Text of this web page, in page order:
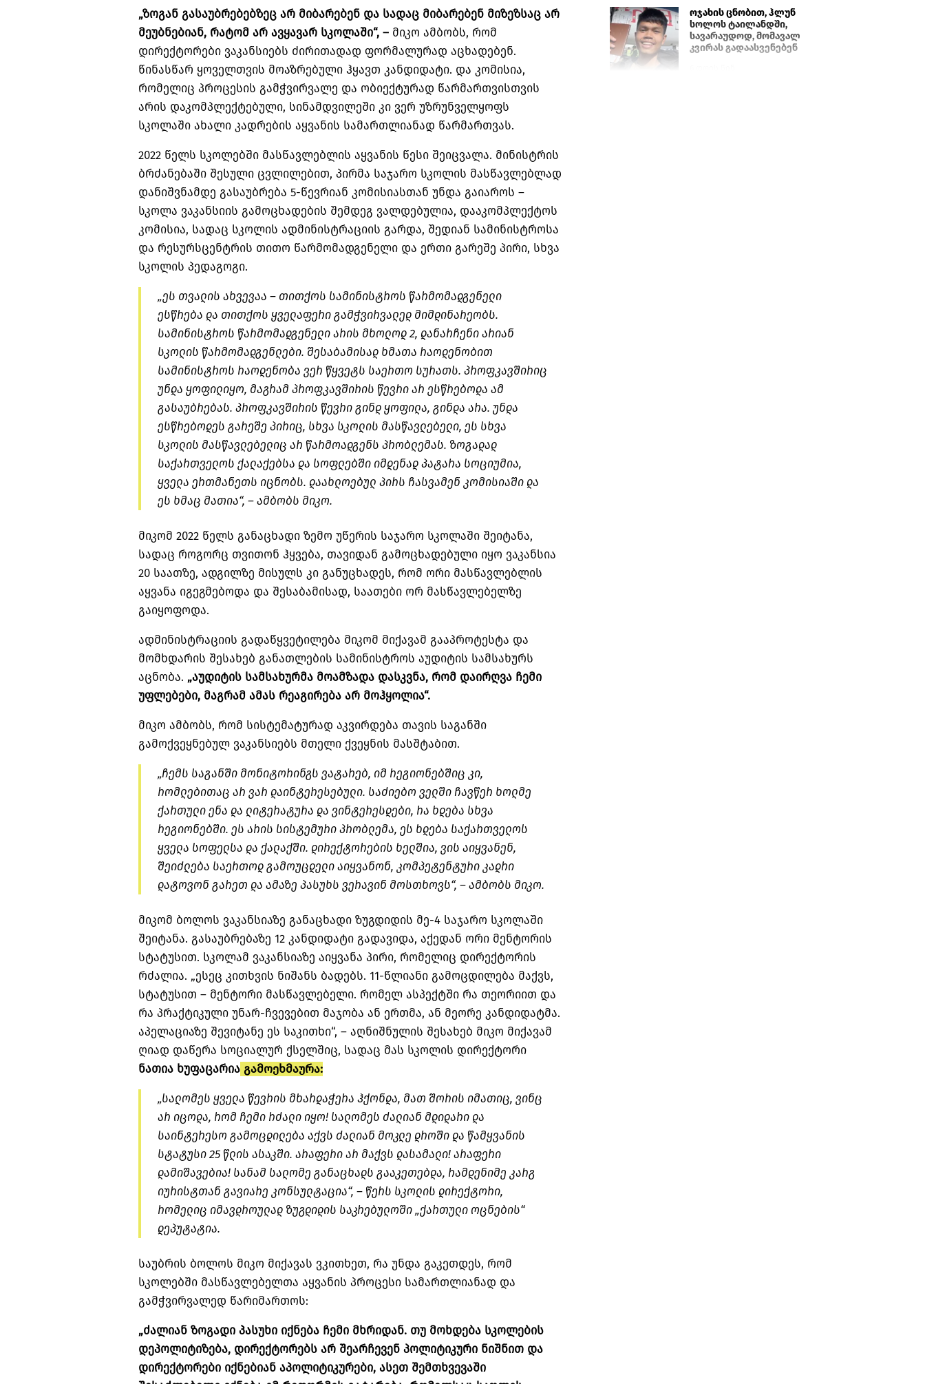
„ზოგან გასაუბრებებზეც არ მიბარებენ და სადაც მიბარებენ მიზეზსაც არ
მეუბნებიან, რატომ არ ავყავარ სკოლაში“, – მიკო ამბობს, რომ
დირექტორები ვაკანსიებს ძირითადად ფორმალურად აცხადებენ.
წინასწარ ყოველთვის მოაზრებული ჰყავთ კანდიდატი. და კომისია,
რომელიც პროცესის გამჭვირვალე და ობიექტურად წარმართვისთვის
არის დაკომპლექტებული, სინამდვილეში კი ვერ უზრუნველყოფს
სკოლაში ახალი კადრების აყვანის სამართლიანად წარმართვას.
2022 წელს სკოლებში მასწავლებლის აყვანის წესი შეიცვალა. მინისტრის
ბრძანებაში შესული ცვლილებით, პირმა საჯარო სკოლის მასწავლებლად
დანიშვნამდე გასაუბრება 5-წევრიან კომისიასთან უნდა გაიაროს –
სკოლა ვაკანსიის გამოცხადების შემდეგ ვალდებულია, დააკომპლექტოს
კომისია, სადაც სკოლის ადმინისტრაციის გარდა, შედიან სამინისტროსა
და რესურსცენტრის თითო წარმომადგენელი და ერთი გარეშე პირი, სხვა
სკოლის პედაგოგი.
„ეს თვალის ახვევაა – თითქოს სამინისტროს წარმომადგენელი
ესწრება და თითქოს ყველაფერი გამჭვირვალედ მიმდინარეობს.
სამინისტროს წარმომადგენელი არის მხოლოდ 2, დანარჩენი არიან
სკოლის წარმომადგენლები. შესაბამისად ხმათა რაოდენობით
სამინისტროს რაოდენობა ვერ წყვეტს საერთო სურათს. პროფკავშირიც
უნდა ყოფილიყო, მაგრამ პროფკავშირის წევრი არ ესწრებოდა ამ
გასაუბრებას. პროფკავშირის წევრი გინდ ყოფილა, გინდა არა. უნდა
ესწრებოდეს გარეშე პირიც, სხვა სკოლის მასწავლებელი, ეს სხვა
სკოლის მასწავლებელიც არ წარმოადგენს პრობლემას. ზოგადად
საქართველოს ქალაქებსა და სოფლებში იმდენად პატარა სოციუმია,
ყველა ერთმანეთს იცნობს. დაახლოებულ პირს ჩასვამენ კომისიაში და
ეს ხმაც მათია“, – ამბობს მიკო.
მიკომ 2022 წელს განაცხადი ზემო უწერის საჯარო სკოლაში შეიტანა,
სადაც როგორც თვითონ ჰყვება, თავიდან გამოცხადებული იყო ვაკანსია
20 საათზე, ადგილზე მისულს კი განუცხადეს, რომ ორი მასწავლებლის
აყვანა იგეგმებოდა და შესაბამისად, საათები ორ მასწავლებელზე
გაიყოფოდა.
ადმინისტრაციის გადაწყვეტილება მიკომ მიქავამ გააპროტესტა და
მომხდარის შესახებ განათლების სამინისტროს აუდიტის სამსახურს
აცნობა. „აუდიტის სამსახურმა მოამზადა დასკვნა, რომ დაირღვა ჩემი
უფლებები, მაგრამ ამას რეაგირება არ მოჰყოლია“.
მიკო ამბობს, რომ სისტემატურად აკვირდება თავის საგანში
გამოქვეყნებულ ვაკანსიებს მთელი ქვეყნის მასშტაბით.
„ჩემს საგანში მონიტორინგს ვატარებ, იმ რეგიონებშიც კი,
რომლებითაც არ ვარ დაინტერესებული. საძიებო ველში ჩავწერ ხოლმე
ქართული ენა და ლიტერატურა და ვინტერესდები, რა ხდება სხვა
რეგიონებში. ეს არის სისტემური პრობლემა, ეს ხდება საქართველოს
ყველა სოფელსა და ქალაქში. დირექტორების ხელშია, ვის აიყვანენ,
შეიძლება საერთოდ გამოუცდელი აიყვანონ, კომპეტენტური კადრი
დატოვონ გარეთ და ამაზე პასუხს ვერავინ მოსთხოვს“, – ამბობს მიკო.
მიკომ ბოლოს ვაკანსიაზე განაცხადი ზუგდიდის მე-4 საჯარო სკოლაში
შეიტანა. გასაუბრებაზე 12 კანდიდატი გადავიდა, აქედან ორი მენტორის
სტატუსით. სკოლამ ვაკანსიაზე აიყვანა პირი, რომელიც დირექტორის
რძალია. „ესეც კითხვის ნიშანს ბადებს. 11-წლიანი გამოცდილება მაქვს,
სტატუსით – მენტორი მასწავლებელი. რომელ ასპექტში რა თეორიით და
რა პრაქტიკული უნარ-ჩვევებით მაჯობა ან ერთმა, ან მეორე კანდიდატმა.
აპელაციაზე შევიტანე ეს საკითხი“, – აღნიშნულის შესახებ მიკო მიქავამ
ღიად დაწერა სოციალურ ქსელშიც, სადაც მას სკოლის დირექტორი
ნათია ხუფაცარია გამოეხმაურა:
„სალომეს ყველა წევრის მხარდაჭერა ჰქონდა, მათ შორის იმათიც, ვინც
არ იცოდა, რომ ჩემი რძალი იყო! სალომეს ძალიან მდიდარი და
საინტერესო გამოცდილება აქვს ძალიან მოკლე დროში და წამყვანის
სტატუსი 25 წლის ასაკში. არაფერი არ მაქვს დასამალი! არაფერი
დამიშავებია! სანამ სალომე განაცხადს გააკეთებდა, რამდენიმე კარგ
იურისტთან გავიარე კონსულტაცია“, – წერს სკოლის დირექტორი,
რომელიც იმავდროულად ზუგდიდის საკრებულოში „ქართული ოცნების“
დეპუტატია.
საუბრის ბოლოს მიკო მიქავას ვკითხეთ, რა უნდა გაკეთდეს, რომ
სკოლებში მასწავლებელთა აყვანის პროცესი სამართლიანად და
გამჭვირვალედ წარიმართოს:
„ძალიან ზოგადი პასუხი იქნება ჩემი მხრიდან. თუ მოხდება სკოლების
დეპოლიტიზება, დირექტორებს არ შეარჩევენ პოლიტიკური ნიშნით და
დირექტორები იქნებიან აპოლიტიკურები, ასეთ შემთხვევაში
ოჯახის ცნობით, ჰლუნ
სოლოს ტაილანდში,
სავარაუდოდ, მომავალ
კვირას გადაასვენებენ